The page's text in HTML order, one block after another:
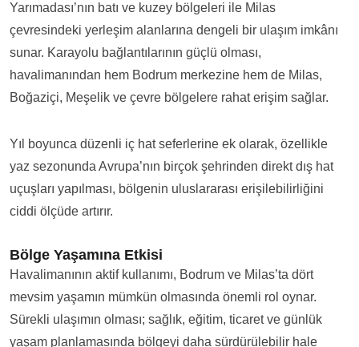
Yarımadası’nın batı ve kuzey bölgeleri ile Milas
çevresindeki yerleşim alanlarına dengeli bir ulaşım imkânı
sunar. Karayolu bağlantılarının güçlü olması,
havalimanından hem Bodrum merkezine hem de Milas,
Boğaziçi, Meşelik ve çevre bölgelere rahat erişim sağlar.
Yıl boyunca düzenli iç hat seferlerine ek olarak, özellikle
yaz sezonunda Avrupa’nın birçok şehrinden direkt dış hat
uçuşları yapılması, bölgenin uluslararası erişilebilirliğini
ciddi ölçüde artırır.
Bölge Yaşamına Etkisi
Havalimanının aktif kullanımı, Bodrum ve Milas’ta dört
mevsim yaşamın mümkün olmasında önemli rol oynar.
Sürekli ulaşımın olması; sağlık, eğitim, ticaret ve günlük
yaşam planlamasında bölgeyi daha sürdürülebilir hale